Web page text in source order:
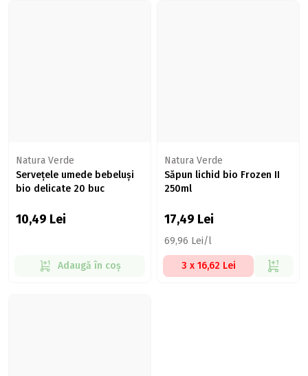
Natura Verde
Servețele umede bebeluși
bio delicate 20 buc
10,49 Lei
Adaugă în coș
Natura Verde
Săpun lichid bio Frozen II
250ml
17,49 Lei
69,96 Lei/l
3 x 16,62 Lei